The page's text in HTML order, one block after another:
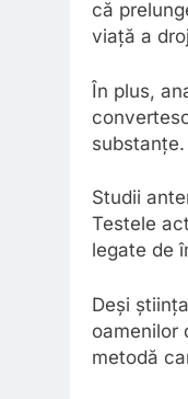
că
viață a
În plus,
substanțe.
Studii
Testele
legate de
Deși
oamenilor
metodă